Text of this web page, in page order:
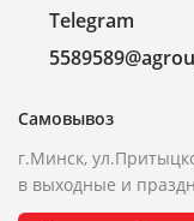
Telegram
Самовывоз
г.Минск,
в выходные и